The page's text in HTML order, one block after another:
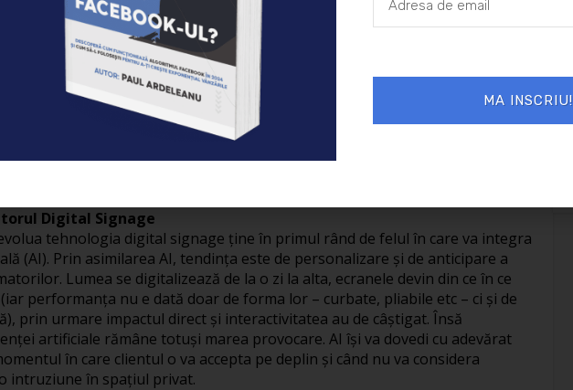
unui produs – amănunte privind conţinutul sau utilizarea
(plasarea display-urilor în puncte cheie atrage atenţia consumatorilor);
experienţei clienţilor (exemplu: soluțiile de tip wayfinding implementate în
– arene sportive, mall-uri, spitale etc);
(prin varierea conţinutului mediu, timpul de aşteptare este perceput
Digital Signage
tehnologia digital signage ţine în primul rând de felul în care va integra
(AI). Prin asimilarea AI, tendinţa este de personalizare şi de anticipare a
Lumea se digitalizează de la o zi la alta, ecranele devin din ce în ce
performanţa nu e dată doar de forma lor – curbate, pliabile etc – ci şi de
prin urmare impactul direct şi interactivitatea au de câştigat. Însă
artificiale rămâne totuşi marea provocare. AI îşi va dovedi cu adevărat
în care clientul o va accepta pe deplin şi când nu va considera
intruziune în spaţiul privat.
MA INSCRIU!